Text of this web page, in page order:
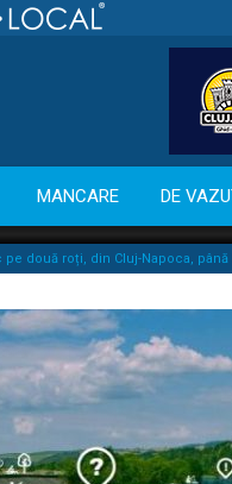
MANCARE DE
două roți, din Cluj-Napoca, până